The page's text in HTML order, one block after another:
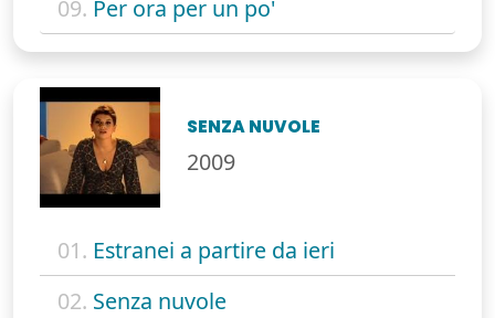
09. Per ora per un po'
SENZA NUVOLE
2009
01. Estranei a partire da ieri
02. Senza nuvole